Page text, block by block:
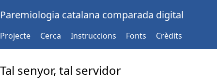
Paremiologia catalana comparada digital
Projecte Cerca Instruccions Fonts Crèdits
Tal senyor, tal servidor